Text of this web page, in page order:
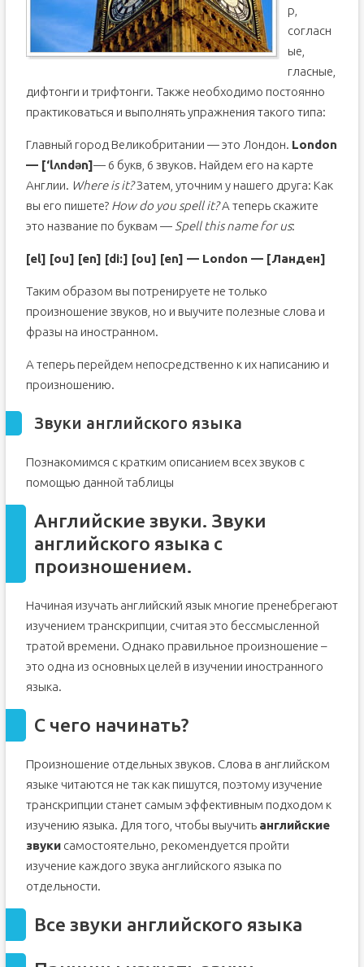
р,
согласн
ые,
гласные,
дифтонги и трифтонги. Также необходимо постоянно
практиковаться и выполнять упражнения такого типа:
Главный город Великобритании — это Лондон. London
— [‘lʌndən]— 6 букв, 6 звуков. Найдем его на карте
Англии. Where is it?Затем, уточним у нашего друга: Как
вы его пишете? How do you spell it?А теперь скажите
это название по буквам — Spell this name for us:
[el] [ou] [en] [di:] [ou] [en] — London — [Ланден]
Таким образом вы потренируете не только
произношение звуков, но и выучите полезные слова и
фразы на иностранном.
А теперь перейдем непосредственно к их написанию и
произношению.
Звуки английского языка
Познакомимся с кратким описанием всех звуков с
помощью данной таблицы
Английские звуки. Звуки
английского языка с
произношением.
Начиная изучать английский язык многие пренебрегают
изучением транскрипции, считая это бессмысленной
тратой времени. Однако правильное произношение –
это одна из основных целей в изучении иностранного
языка.
С чего начинать?
Произношение отдельных звуков. Слова в английском
языке читаются не так как пишутся, поэтому изучение
транскрипции станет самым эффективным подходом к
изучению языка. Для того, чтобы выучить английские
звукисамостоятельно, рекомендуется пройти
изучение каждого звука английского языка по
отдельности.
Все звуки английского языка